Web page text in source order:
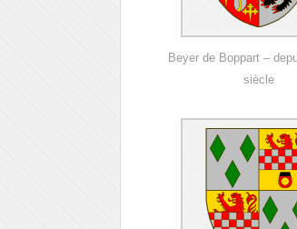
Beyer de Boppart –
siècle